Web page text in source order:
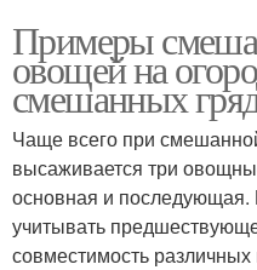
Примеры
овощей на
смешанных
Чаще всего при
высаживается три
основная и последующая.
учитывать
совместимость различных